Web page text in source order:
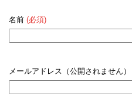
名前 (必須)
メールアドレス（公開されません）